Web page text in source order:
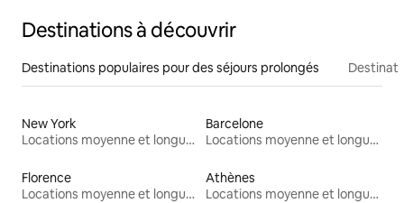
Destinations à découvrir
Destinations populaires pour des séjours prolongés
New York
Locations moyenne et longue durée
Barcelone
Locations moyenne et longue durée
Florence
Locations moyenne et longue durée
Athènes
Locations moyenne et longue durée